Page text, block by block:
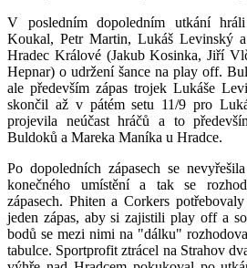
V posledním dopoledním utkání
Koukal, Petr Martin, Lukáš Levinský
Hradec Králové (Jakub Kosinka, Jiří
Hepnar) o udržení šance na play off.
ale především zápas trojek Lukáše
skončil až v pátém setu 11/9 pro
projevila neúčast hráčů a to
Buldoků a Mareka Maníka u Hradce.
Po dopoledních zápasech se
konečného umístění a tak se
zápasech. Phiten a Corkers
jeden zápas, aby si zajistili play off a
bodů se mezi nimi na "dálku"
tabulce. Sportprofit ztrácel na Strahov